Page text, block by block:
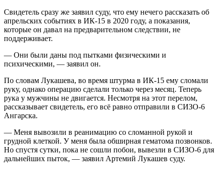
Свидетель сразу же заявил суду, что ему нечего рассказать об
апрельских событиях в ИК-15 в 2020 году, а показания,
которые он давал на предварительном следствии, не
поддерживает.
— Они были даны под пытками физическими и
психическими, — заявил он.
По словам Лукашева, во время штурма в ИК-15 ему сломали
руку, однако операцию сделали только через месяц. Теперь
рука у мужчины не двигается. Несмотря на этот перелом,
рассказывает свидетель, его всё равно отправили в СИЗО-6
Ангарска.
— Меня вывозили в реанимацию со сломанной рукой и
грудной клеткой. У меня была обширная гематома позвонков.
Но спустя сутки, пока не сошли побои, вывезли в СИЗО-6 для
дальнейших пыток, — заявил Артемий Лукашев суду.